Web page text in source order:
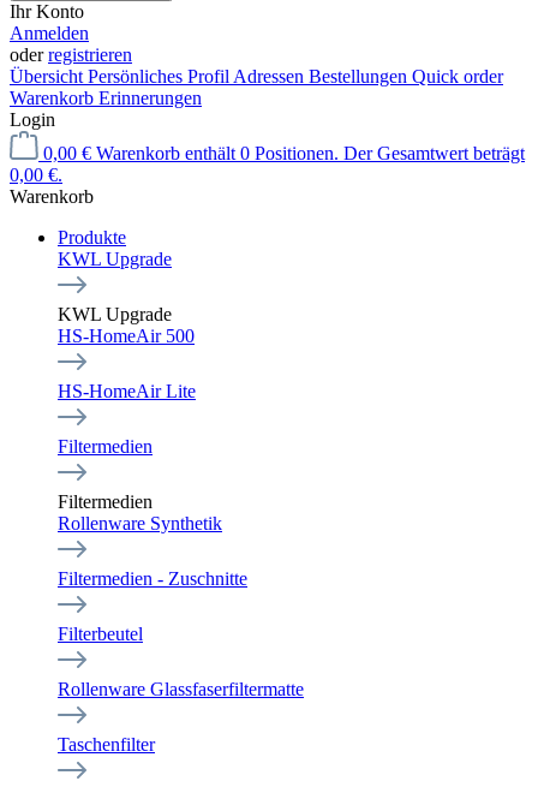
Ihr Konto
Anmelden
oderregistrieren
Übersicht Persönliches Profil Adressen Bestellungen Quick order
Warenkorb Erinnerungen
Login
0,00 € Warenkorb enthält 0 Positionen. Der Gesamtwert beträgt
0,00 €.
Warenkorb
Produkte
KWL Upgrade
KWL Upgrade
HS-HomeAir 500
HS-HomeAir Lite
Filtermedien
Filtermedien
Rollenware Synthetik
Filtermedien - Zuschnitte
Filterbeutel
Rollenware Glassfaserfiltermatte
Taschenfilter